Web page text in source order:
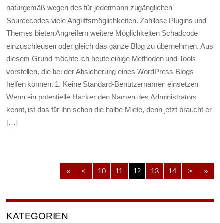
naturgemäß wegen des für jedermann zugänglichen
Sourcecodes viele Angriffsmöglichkeiten. Zahllose Plugins und
Themes bieten Angreifern weitere Möglichkeiten Schadcode
einzuschleusen oder gleich das ganze Blog zu übernehmen. Aus
diesem Grund möchte ich heute einige Methoden und Tools
vorstellen, die bei der Absicherung eines WordPress Blogs
helfen können. 1. Keine Standard-Benutzernamen einsetzen
Wenn ein potentielle Hacker den Namen des Administrators
kennt, ist das für ihn schon die halbe Miete, denn jetzt braucht er
[…]
« < 10 11 12 13 14 > »
KATEGORIEN